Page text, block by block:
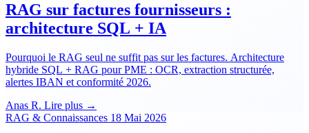
RAG sur factures fournisseurs :
architecture SQL + IA
Pourquoi le RAG seul ne suffit pas sur les factures. Architecture
hybride SQL + RAG pour PME : OCR, extraction structurée,
alertes IBAN et conformité 2026.
Anas R. Lire plus →
RAG & Connaissances 18 Mai 2026